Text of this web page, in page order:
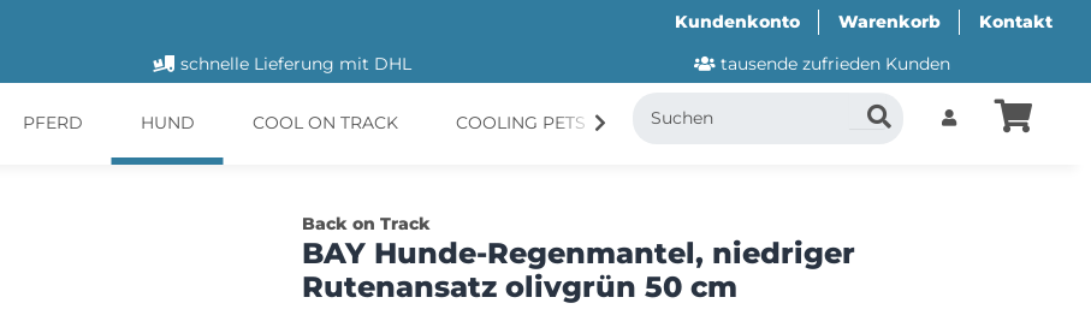
Kundenkonto Warenkorb
Kontakt
schnelle Lieferung mit DHL tausende zufrieden Kunden
PFERD HUND COOL ON TRACK COOLING PETS CANI.COOL SUITICAL
Back on Track
BAY Hunde-Regenmantel, niedriger
Rutenansatz olivgrün 50 cm